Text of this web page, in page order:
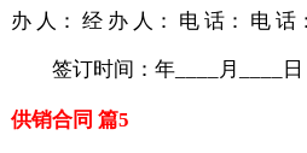
办 人： 经 办 人： 电 话： 电 话：
签订时间：年____月____日
供销合同 篇5